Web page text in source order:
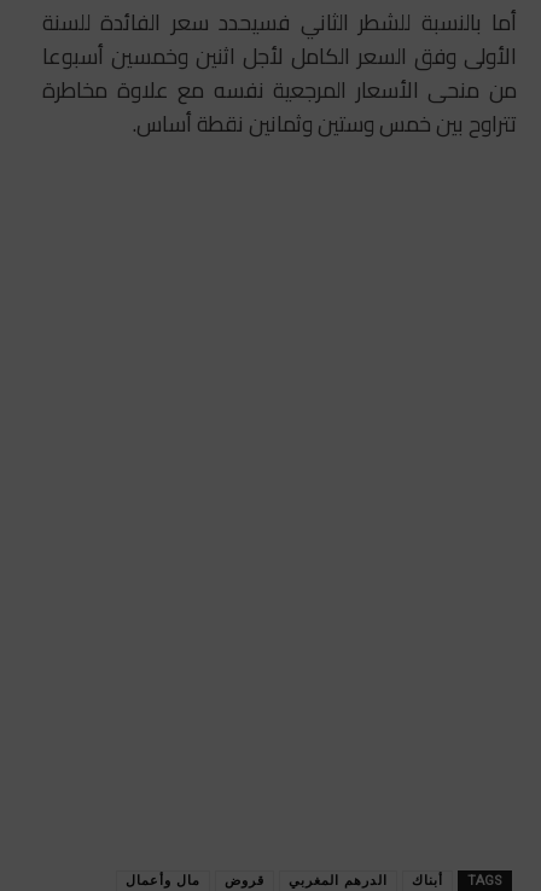
أما بالنسبة للشطر الثاني فسيحدد سعر الفائدة للسنة
الأولى وفق السعر الكامل لأجل اثنين وخمسين أسبوعا
من منحى الأسعار المرجعية نفسه مع علاوة مخاطرة
تتراوح بين خمس وستين وثمانين نقطة أساس.
TAGS أبناك الدرهم المغربي قروض مال وأعمال